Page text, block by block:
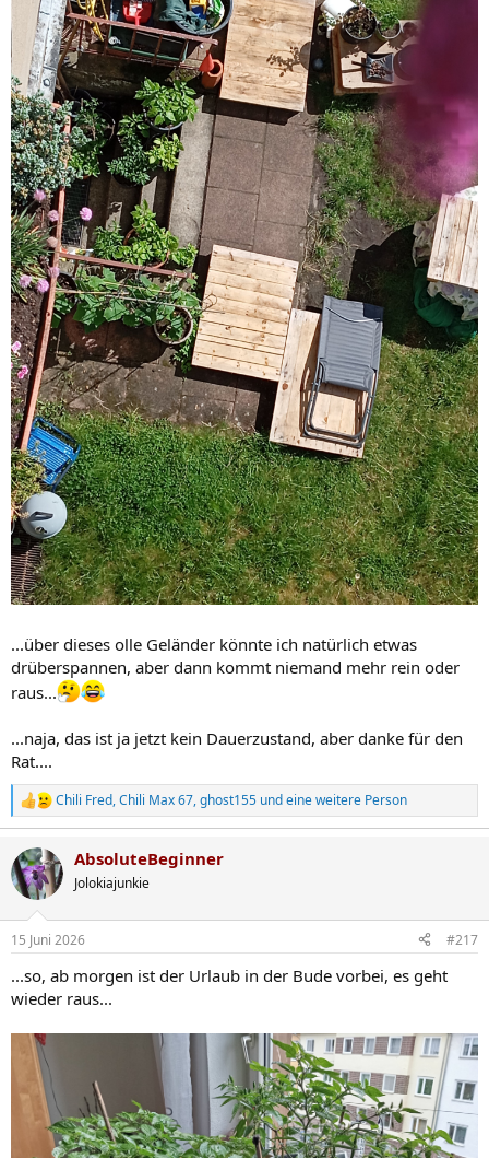
...über dieses olle Geländer könnte ich natürlich etwas
drüberspannen, aber dann kommt niemand mehr rein oder
raus...
...naja, das ist ja jetzt kein Dauerzustand, aber danke für den
Rat....
R
e
k
t
i
e
:
Chili Fred,Chili Max 67,ghost155 und eine weitere Person
AbsoluteBeginner
Jolokiajunkie
15 Juni 2026 #217
...so, ab morgen ist der Urlaub in der Bude vorbei, es geht
wieder raus...